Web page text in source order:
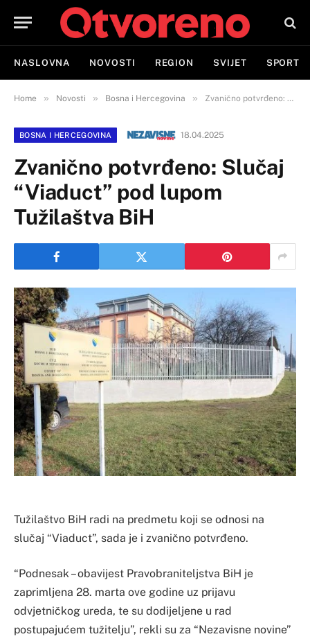
NASLOVNA NOVOSTI REGION SVIJET SPORT
Home » Novosti » Bosna i Hercegovina » Zvanično potvrđeno: Slučaj “Viaduct” pod lupom Tužilaštva BiH
BOSNA I HERCEGOVINA 18.04.2025
Zvanično potvrđeno: Slučaj
“Viaduct” pod lupom
Tužilaštva BiH
Tužilaštvo BiH radi na predmetu koji se odnosi na
slučaj “Viaduct”, sada je i zvanično potvrđeno.
“Podnesak – obavijest Pravobraniteljstva BiH je
zaprimljena 28. marta ove godine uz prijavu
odvjetničkog ureda, te su dodijeljene u rad
postupajućem tužitelju”, rekli su za “Nezavisne novine”